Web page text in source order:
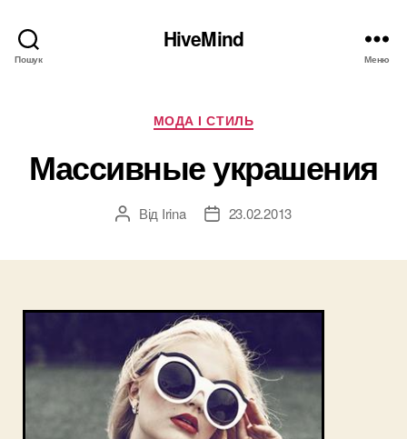
Пошук
HiveMind
Меню
Категорії
МОДА І СТИЛЬ
Массивные украшения
Автор
Від Irina
Дата23.02.2013